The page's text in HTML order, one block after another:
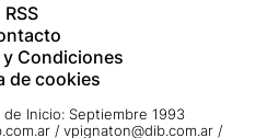
RSS
Condiciones
de cookies
Inicio: Septiembre 1993
/ vpignaton@dib.com.ar /